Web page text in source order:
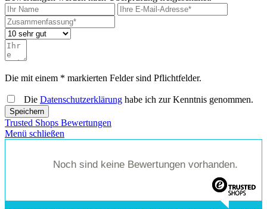
Die mit einem * markierten Felder sind Pflichtfelder.
Die Datenschutzerklärung habe ich zur Kenntnis genommen.
Speichern
Trusted Shops Bewertungen
Menü schließen
Noch sind keine Bewertungen vorhanden.